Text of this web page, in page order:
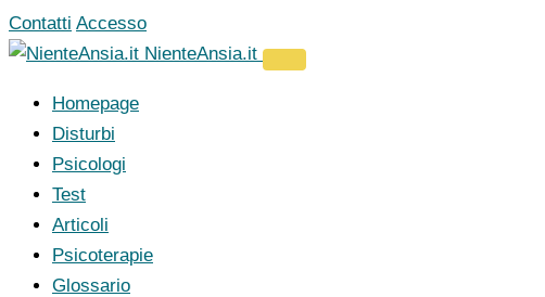
Vai
al
Contatti Accesso
NienteAnsia.it
Homepage
Disturbi
Psicologi
Test
Articoli
Psicoterapie
Glossario